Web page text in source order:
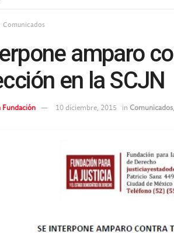
Comunicados
amparo
en la SCJN
Fundación 10 diciembre, 2015 in Comunicados,